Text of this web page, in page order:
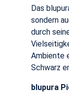
Das
sondern
durch
Ambiente
Schwarz
blupura